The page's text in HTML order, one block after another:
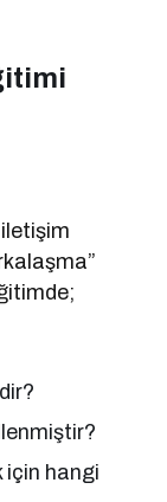
için hangi